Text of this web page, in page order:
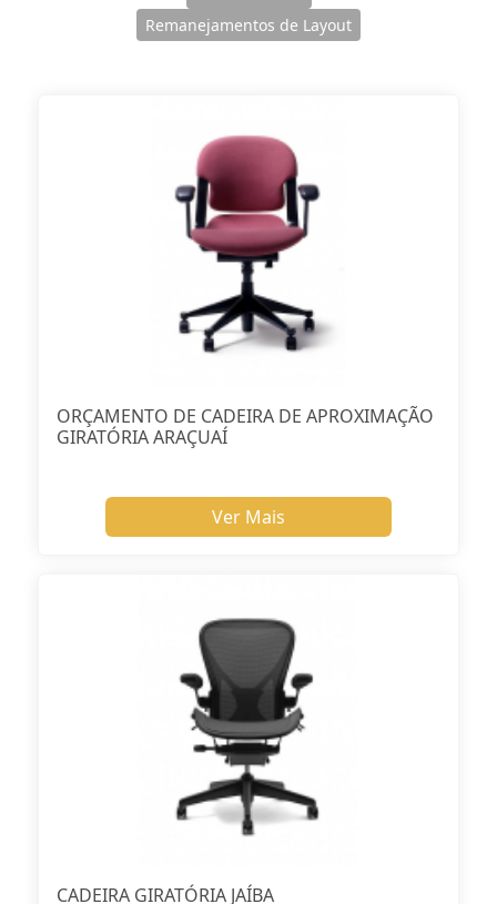
Remanejamentos de Layout
ORÇAMENTO DE CADEIRA DE APROXIMAÇÃO
GIRATÓRIA ARAÇUAÍ
Ver Mais
CADEIRA GIRATÓRIA JAÍBA